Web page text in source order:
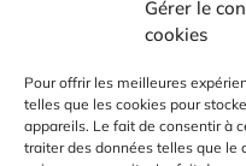
Gérer le
cookies
Pour offrir les meilleures
telles que les cookies pour
appareils. Le fait de consentir à
traiter des données telles que le